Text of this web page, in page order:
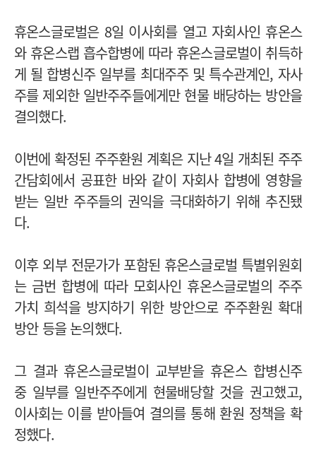
휴온스글로벌은 8일 이사회를 열고 자회사인 휴온스
와 휴온스랩 흡수합병에 따라 휴온스글로벌이 취득하
게 될 합병신주 일부를 최대주주 및 특수관계인, 자사
주를 제외한 일반주주들에게만 현물 배당하는 방안을
결의했다.
이번에 확정된 주주환원 계획은 지난 4일 개최된 주주
간담회에서 공표한 바와 같이 자회사 합병에 영향을
받는 일반 주주들의 권익을 극대화하기 위해 추진됐
다.
이후 외부 전문가가 포함된 휴온스글로벌 특별위원회
는 금번 합병에 따라 모회사인 휴온스글로벌의 주주
가치 희석을 방지하기 위한 방안으로 주주환원 확대
방안 등을 논의했다.
그 결과 휴온스글로벌이 교부받을 휴온스 합병신주
중 일부를 일반주주에게 현물배당할 것을 권고했고,
이사회는 이를 받아들여 결의를 통해 환원 정책을 확
정했다.